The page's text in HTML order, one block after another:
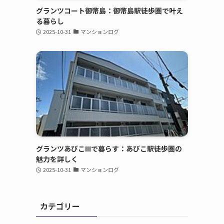
グランツコート御幣島：御幣島駅徒歩圏で叶え
る暮らし
2025-10-31 マンションログ
グランツあびこIIIで暮らす：あびこ駅徒歩圏の
魅力を詳しく
2025-10-31 マンションログ
カテゴリー